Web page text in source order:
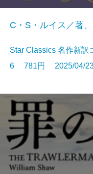
C・S・ルイス／著
Star Classics 名作新
6 781円 2025/04/